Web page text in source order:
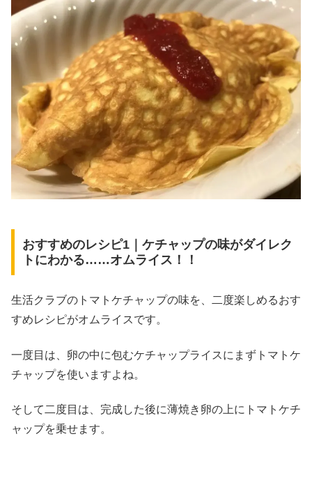
おすすめのレシピ1｜ケチャップの味がダイレク
トにわかる……オムライス！！
生活クラブのトマトケチャップの味を、二度楽しめるおす
すめレシピがオムライスです。
一度目は、卵の中に包むケチャップライスにまずトマトケ
チャップを使いますよね。
そして二度目は、完成した後に薄焼き卵の上にトマトケチ
ャップを乗せます。